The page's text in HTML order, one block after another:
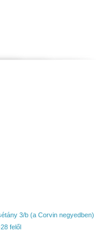
3/b (a Corvin negyedben)
felől